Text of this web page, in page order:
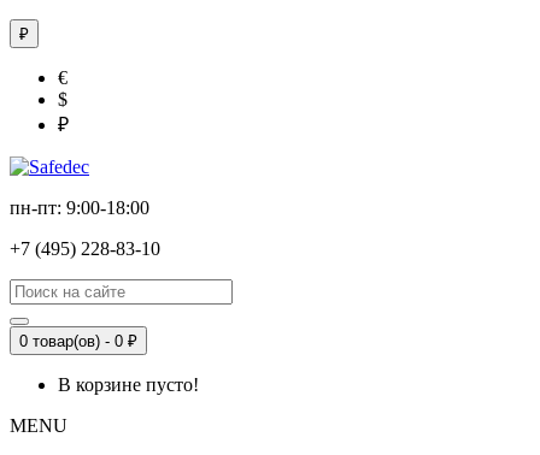
₽
€
$
₽
пн-пт: 9:00-18:00
+7 (495) 228-83-10
0 товар(ов) - 0 ₽
В корзине пусто!
MENU